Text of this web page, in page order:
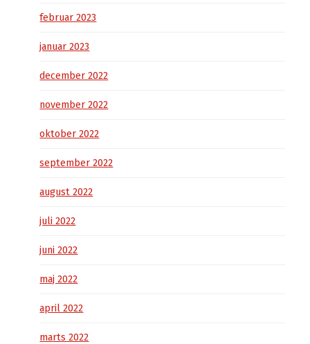
februar 2023
januar 2023
december 2022
november 2022
oktober 2022
september 2022
august 2022
juli 2022
juni 2022
maj 2022
april 2022
marts 2022